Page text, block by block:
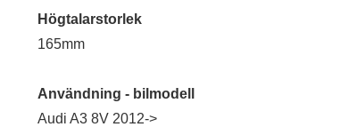
Högtalarstorlek
165mm
Användning - bilmodell
Audi A3 8V 2012->